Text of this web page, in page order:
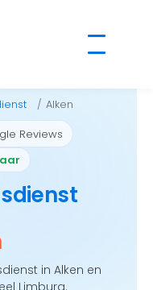
Alken
Reviews
in Alken en
Limburg.